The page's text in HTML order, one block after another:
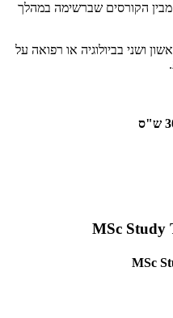
הקורסים שברשימה במהלך
ושני בביולוגיה או רפואה על
MSc Study
MSc